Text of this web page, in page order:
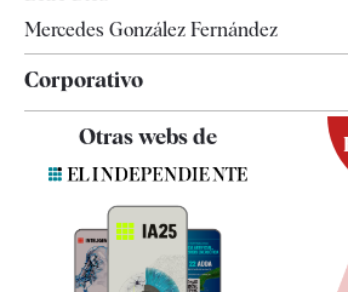
Mercedes González Fernández
Corporativo
Contacto
Quiénes somos
Otras webs de